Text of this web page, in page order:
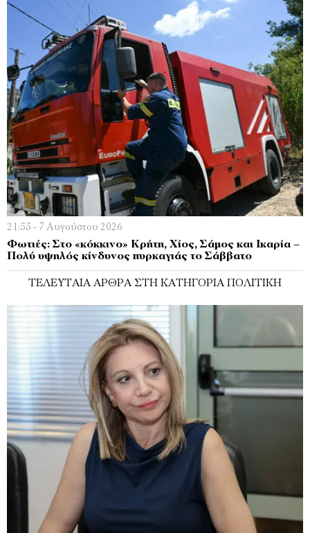
21:55 - 7 Αυγούστου 2026
Φωτιές: Στο «κόκκινο» Κρήτη, Χίος, Σάμος και Ικαρία –
Πολύ υψηλός κίνδυνος πυρκαγιάς το Σάββατο
ΤΕΛΕΥΤΑΊΑ ΆΡΘΡΑ ΣΤΗ ΚΑΤΗΓΟΡΊΑ ΠΟΛΙΤΙΚΉ